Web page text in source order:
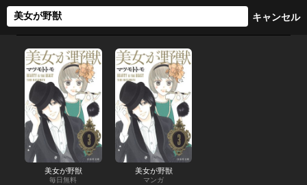
美女が野獣
毎日無料
美女が野獣
マンガ